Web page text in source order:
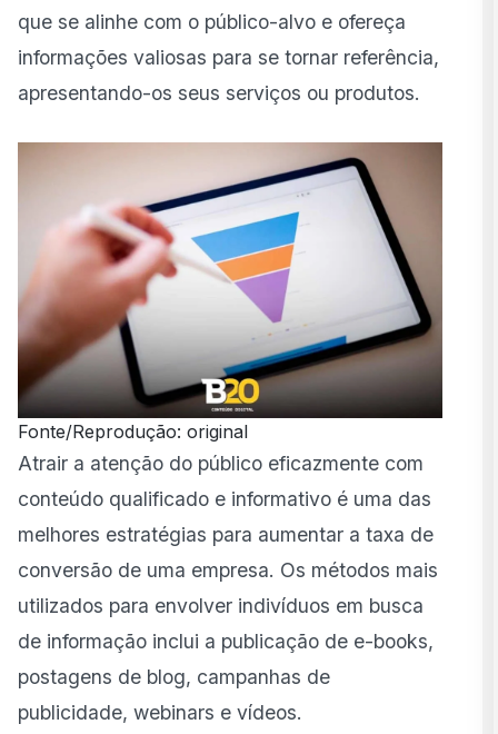
que se alinhe com o público-alvo e ofereça
informações valiosas para se tornar referência,
apresentando-os seus serviços ou produtos.
Fonte/Reprodução: original
Atrair a atenção do público eficazmente com
conteúdo qualificado e informativo é uma das
melhores estratégias para aumentar a taxa de
conversão de uma empresa. Os métodos mais
utilizados para envolver indivíduos em busca
de informação inclui a publicação de e-books,
postagens de blog, campanhas de
publicidade, webinars e vídeos.